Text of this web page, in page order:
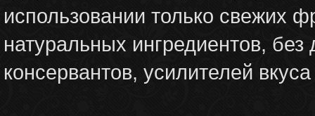
использовании только свежих
натуральных ингредиентов,
консервантов, усилителей